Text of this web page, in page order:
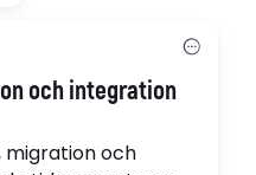
whole child.
och integration
migration och